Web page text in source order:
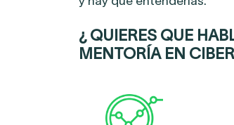
¿ QUIERES QUE
MENTORÍA EN